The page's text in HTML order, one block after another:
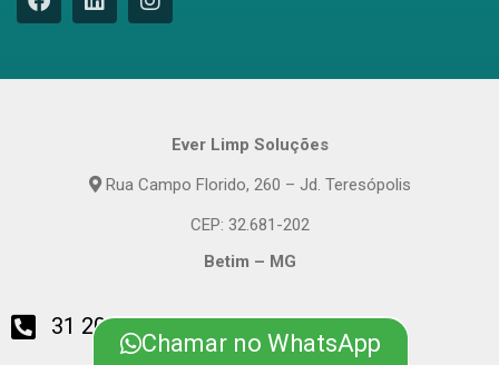
Chamar no WhatsApp
Ever Limp Soluções
Rua Campo Florido, 260 – Jd. Teresópolis
CEP: 32.681-202
Betim – MG
31 2010-4800